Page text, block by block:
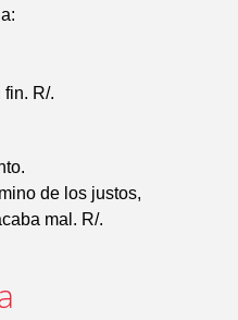
R/.
de los justos,
mal. R/.